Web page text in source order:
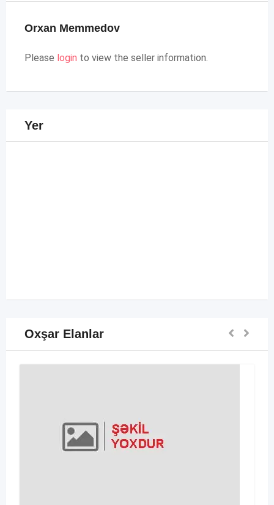
Orxan Memmedov
Please login to view the seller information.
Yer
Oxşar Elanlar